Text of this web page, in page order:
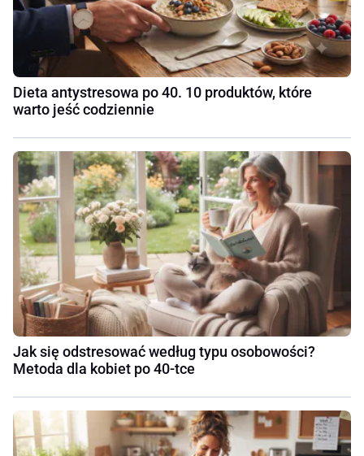
Dieta antystresowa po 40. 10 produktów, które
warto jeść codziennie
Jak się odstresować według typu osobowości?
Metoda dla kobiet po 40-tce